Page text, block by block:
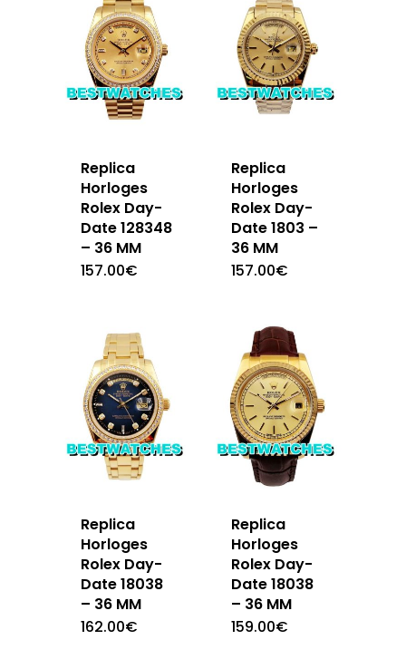
Replica
Horloges
Rolex Day-
Date 128348
– 36 MM
157.00€
Replica
Horloges
Rolex Day-
Date 1803 –
36 MM
157.00€
Replica
Horloges
Rolex Day-
Date 18038
– 36 MM
162.00€
Replica
Horloges
Rolex Day-
Date 18038
– 36 MM
159.00€